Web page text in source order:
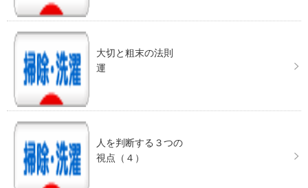
大切と粗末の法則
運
人を判断する３つの
視点（４）